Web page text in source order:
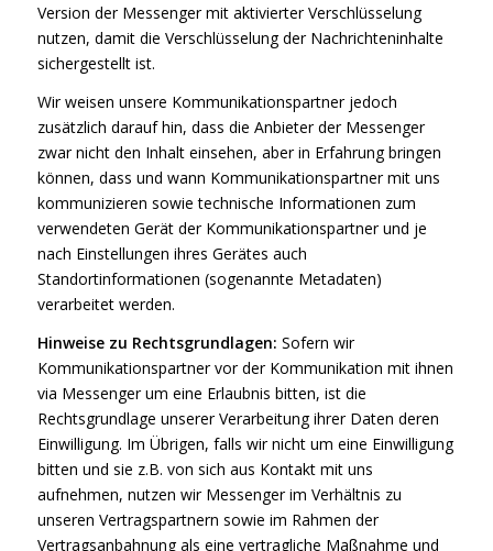
Version der Messenger mit aktivierter Verschlüsselung
nutzen, damit die Verschlüsselung der Nachrichteninhalte
sichergestellt ist.
Wir weisen unsere Kommunikationspartner jedoch
zusätzlich darauf hin, dass die Anbieter der Messenger
zwar nicht den Inhalt einsehen, aber in Erfahrung bringen
können, dass und wann Kommunikationspartner mit uns
kommunizieren sowie technische Informationen zum
verwendeten Gerät der Kommunikationspartner und je
nach Einstellungen ihres Gerätes auch
Standortinformationen (sogenannte Metadaten)
verarbeitet werden.
Hinweise zu Rechtsgrundlagen: Sofern wir
Kommunikationspartner vor der Kommunikation mit ihnen
via Messenger um eine Erlaubnis bitten, ist die
Rechtsgrundlage unserer Verarbeitung ihrer Daten deren
Einwilligung. Im Übrigen, falls wir nicht um eine Einwilligung
bitten und sie z.B. von sich aus Kontakt mit uns
aufnehmen, nutzen wir Messenger im Verhältnis zu
unseren Vertragspartnern sowie im Rahmen der
Vertragsanbahnung als eine vertragliche Maßnahme und